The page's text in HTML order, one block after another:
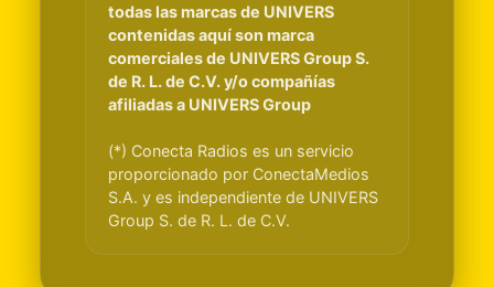
todas las marcas de UNIVERS
contenidas aquí son marca
comerciales de UNIVERS Group S.
de R. L. de C.V. y/o compañías
afiliadas a UNIVERS Group
(*) Conecta Radios es un servicio
proporcionado por ConectaMedios
S.A. y es independiente de UNIVERS
Group S. de R. L. de C.V.